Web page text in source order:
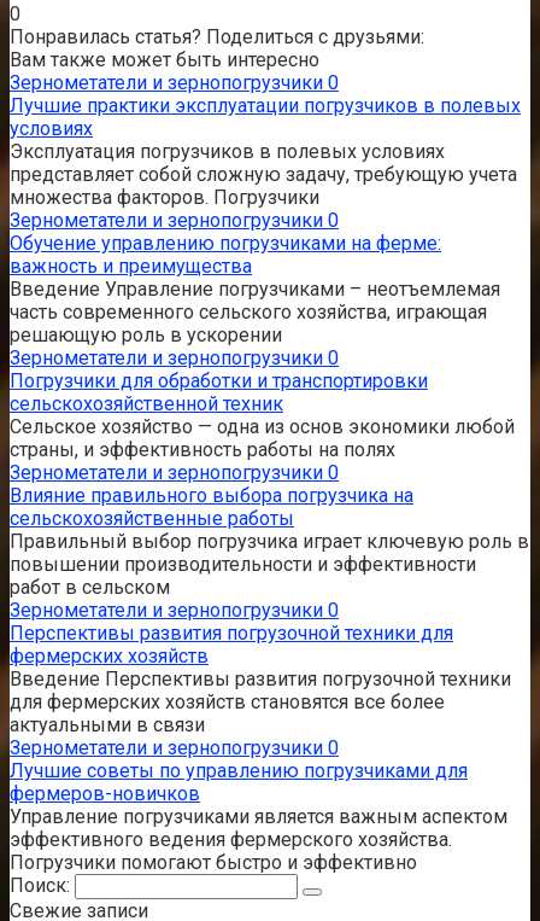
0
Понравилась статья? Поделиться с друзьями:
Вам также может быть интересно
Зернометатели и зернопогрузчики 0
Лучшие практики эксплуатации погрузчиков в полевых
условиях
Эксплуатация погрузчиков в полевых условиях
представляет собой сложную задачу, требующую учета
множества факторов. Погрузчики
Зернометатели и зернопогрузчики 0
Обучение управлению погрузчиками на ферме:
важность и преимущества
Введение Управление погрузчиками – неотъемлемая
часть современного сельского хозяйства, играющая
решающую роль в ускорении
Зернометатели и зернопогрузчики 0
Погрузчики для обработки и транспортировки
сельскохозяйственной техник
Сельское хозяйство — одна из основ экономики любой
страны, и эффективность работы на полях
Зернометатели и зернопогрузчики 0
Влияние правильного выбора погрузчика на
сельскохозяйственные работы
Правильный выбор погрузчика играет ключевую роль в
повышении производительности и эффективности
работ в сельском
Зернометатели и зернопогрузчики 0
Перспективы развития погрузочной техники для
фермерских хозяйств
Введение Перспективы развития погрузочной техники
для фермерских хозяйств становятся все более
актуальными в связи
Зернометатели и зернопогрузчики 0
Лучшие советы по управлению погрузчиками для
фермеров-новичков
Управление погрузчиками является важным аспектом
эффективного ведения фермерского хозяйства.
Погрузчики помогают быстро и эффективно
Поиск:
Свежие записи